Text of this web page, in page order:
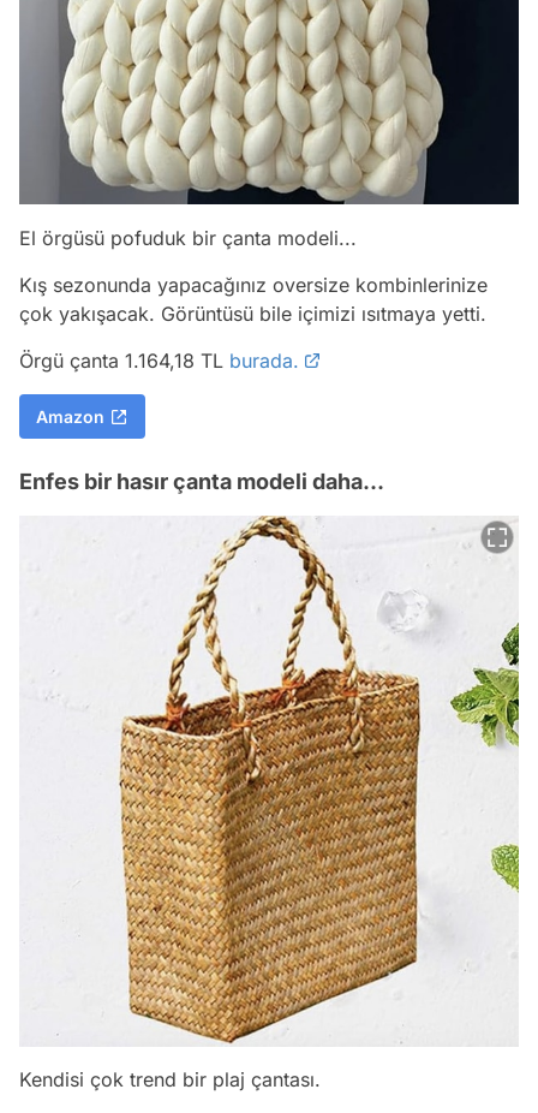
El örgüsü pofuduk bir çanta modeli...
Kış sezonunda yapacağınız oversize kombinlerinize
çok yakışacak. Görüntüsü bile içimizi ısıtmaya yetti.
Örgü çanta 1.164,18 TL burada.
Amazon
Enfes bir hasır çanta modeli daha...
Kendisi çok trend bir plaj çantası.